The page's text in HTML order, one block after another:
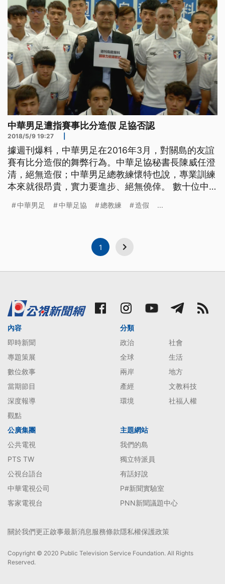
無此事。 陳
中華男足遭指賽事比分造假 足協否認
2018/5/9 19:27
據週刊爆料，中華男足在2016年3月，對關島的友誼
賽有比分造假的舞弊行為。中華足協秘書長陳威任澄
清，絕無造假；中華男足總教練懷特也說，專業訓練
本來就很昂貴，實力要進步、絕無僥倖。 數十位中
一場中華男足與關島的比賽，出現中華足協和當時關
中華男足 中華足協 總教練 造假 ...
1
內容
即時新聞
專題策展
數位敘事
當期節目
深度報導
觀點
分類
政治
社會
全球
生活
兩岸
地方
產經
文教科技
環境
社福人權
公廣集團
公共電視
PTS TW
公視台語台
中華電視公司
客家電視台
主題網站
我們的島
獨立特派員
有話好說
P#新聞實驗室
PNN新聞議題中心
關於我們更正啟事最新消息服務條款隱私權保護政策
Copyright © 2020 Public Television Service Foundation. All Rights
Reserved.